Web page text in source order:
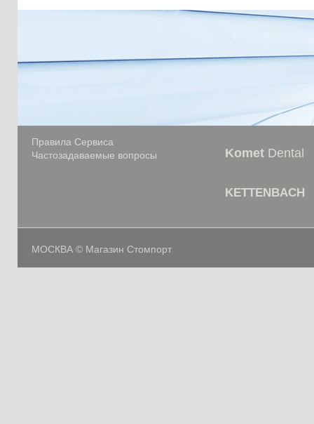
Правила Сервиса
Частозадаваемые вопросы
Komet Dental
KETTENBACH
МОСКВА © Магазин Стомпорт